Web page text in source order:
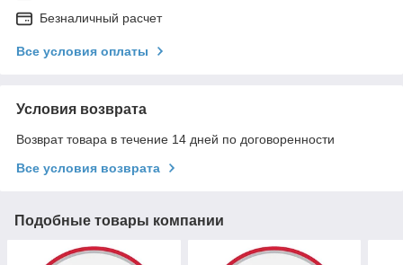
Безналичный расчет
Все условия оплаты
Условия возврата
Возврат товара в течение 14 дней по договоренности
Все условия возврата
Подобные товары компании